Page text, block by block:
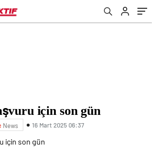
için son gün
News 16 Mart 2025 06:37